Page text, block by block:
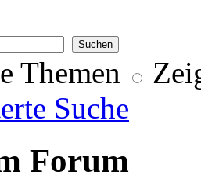
Themen
Suche
Forum